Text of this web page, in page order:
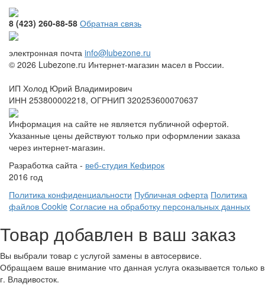
8 (423) 260-88-58 Обратная связь
электронная почта info@lubezone.ru
© 2026 Lubezone.ru Интернет-магазин масел в России.
ИП Холод Юрий Владимирович
ИНН 253800002218, ОГРНИП 320253600070637
Информация на сайте не является публичной офертой.
Указанные цены действуют только при оформлении заказа
через интернет-магазин.
Разработка сайта - веб-студия Кефирок
2016 год
Политика конфиденциальности Публичная оферта Политика
файлов Cookie Согласие на обработку персональных данных
Товар добавлен в ваш заказ
Вы выбрали товар с услугой замены в автосервисе.
Обращаем ваше внимание что данная услуга оказывается только в
г. Владивосток.